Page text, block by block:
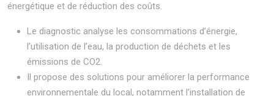
énergétique et de réduction des coûts.
Le diagnostic analyse les consommations d’énergie,
l’utilisation de l’eau, la production de déchets et les
émissions de CO2.
Il propose des solutions pour améliorer la performance
environnementale du local, notamment l’installation de